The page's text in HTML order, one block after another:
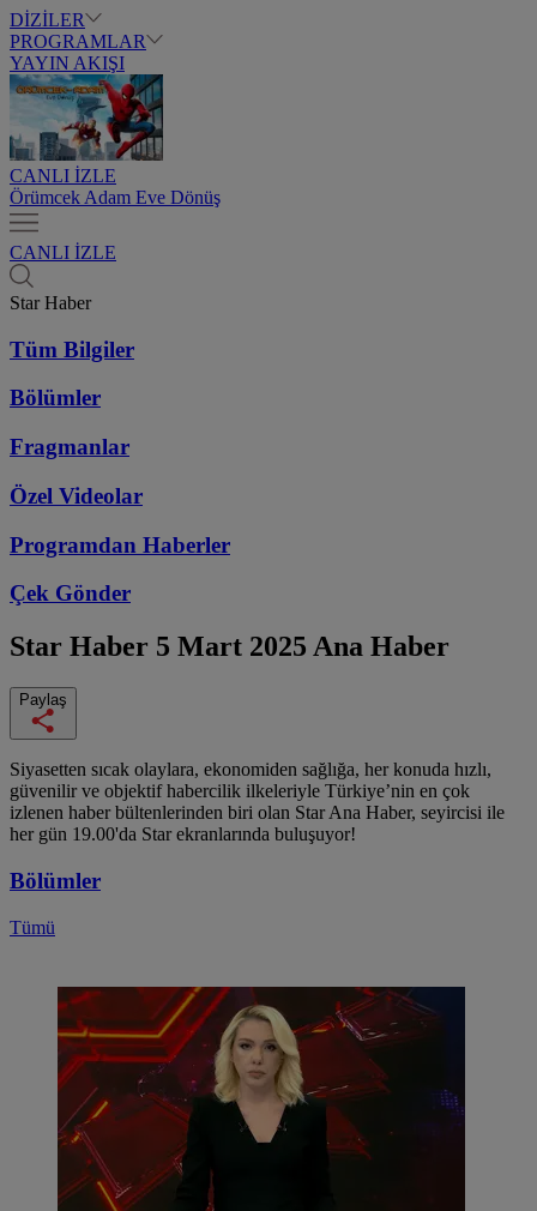
DİZİLER
PROGRAMLAR
YAYIN AKIŞI
CANLI İZLE
Örümcek Adam Eve Dönüş
CANLI İZLE
Star Haber
Tüm Bilgiler
Bölümler
Fragmanlar
Özel Videolar
Programdan Haberler
Çek Gönder
Star Haber 5 Mart 2025 Ana Haber
Paylaş
Siyasetten sıcak olaylara, ekonomiden sağlığa, her konuda hızlı,
güvenilir ve objektif habercilik ilkeleriyle Türkiye’nin en çok
izlenen haber bültenlerinden biri olan Star Ana Haber, seyircisi ile
her gün 19.00'da Star ekranlarında buluşuyor!
Bölümler
Tümü